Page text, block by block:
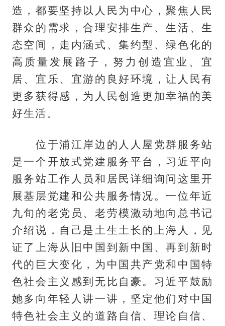
造，都要坚持以人民为中心，聚焦人民
群众的需求，合理安排生产、生活、生
态空间，走内涵式、集约型、绿色化的
高质量发展路子，努力创造宜业、宜
居、宜乐、宜游的良好环境，让人民有
更多获得感，为人民创造更加幸福的美
好生活。
位于浦江岸边的人人屋党群服务站
是一个开放式党建服务平台，习近平向
服务站工作人员和居民详细询问这里开
展基层党建和公共服务情况。一位年近
九旬的老党员、老劳模激动地向总书记
介绍说，自己是土生土长的上海人，见
证了上海从旧中国到新中国、再到新时
代的巨大变化，为中国共产党和中国特
色社会主义感到无比自豪。习近平鼓励
她多向年轻人讲一讲，坚定他们对中国
特色社会主义的道路自信、理论自信、